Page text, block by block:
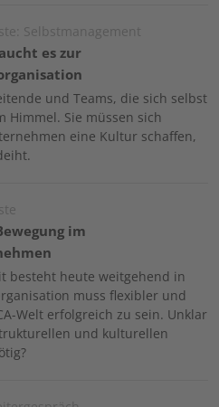
Selbstmanagement
es zur
und Teams, die sich selbst
Himmel. Sie müssen sich
eine Kultur schaffen,
im
besteht heute weitgehend in
muss flexibler und
Welt erfolgreich zu sein. Unklar
und kulturellen